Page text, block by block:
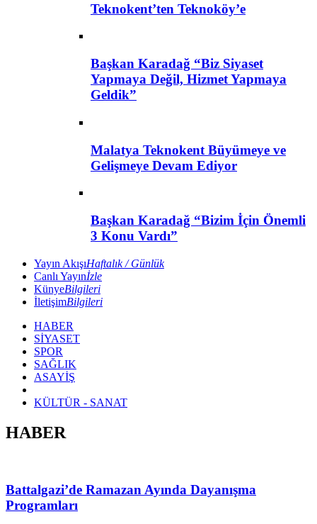
Teknokent’ten Teknoköy’e
Başkan Karadağ “Biz Siyaset
Yapmaya Değil, Hizmet Yapmaya
Geldik”
Malatya Teknokent Büyümeye ve
Gelişmeye Devam Ediyor
Başkan Karadağ “Bizim İçin Önemli
3 Konu Vardı”
Yayın AkışıHaftalık / Günlük
Canlı Yayınİzle
KünyeBilgileri
İletişimBilgileri
HABER
SİYASET
SPOR
SAĞLIK
ASAYİŞ
KÜLTÜR - SANAT
HABER
Battalgazi’de Ramazan Ayında Dayanışma
Programları